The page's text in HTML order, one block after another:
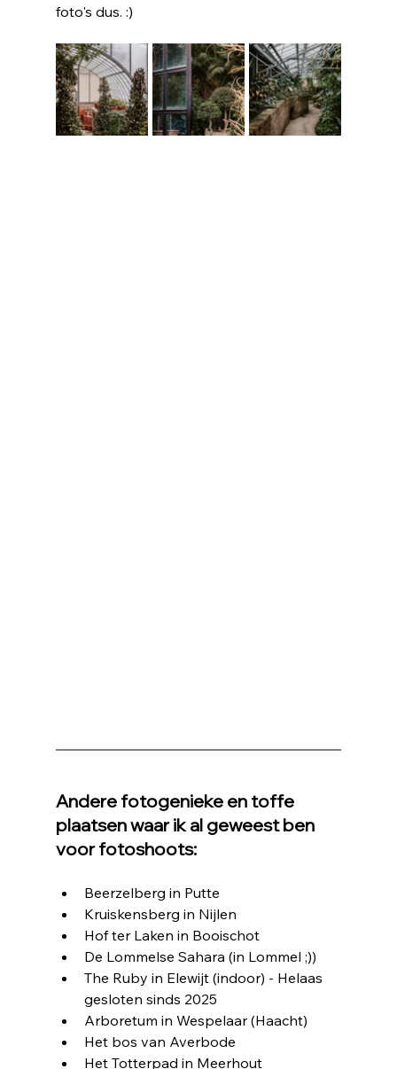
foto's dus. :)
Andere fotogenieke en toffe
plaatsen waar ik al geweest ben
voor fotoshoots:
Beerzelberg in Putte
Kruiskensberg in Nijlen
Hof ter Laken in Booischot
De Lommelse Sahara (in Lommel ;))
The Ruby in Elewijt (indoor) - Helaas
gesloten sinds 2025
Arboretum in Wespelaar (Haacht)
Het bos van Averbode
Het Totterpad in Meerhout